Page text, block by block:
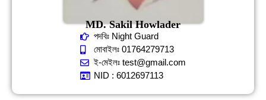
MD. Sakil Howlader
পদবিঃ Night Guard
মোবাইলঃ 01764279713
ই-মেইলঃ test@gmail.com
NID : 6012697113